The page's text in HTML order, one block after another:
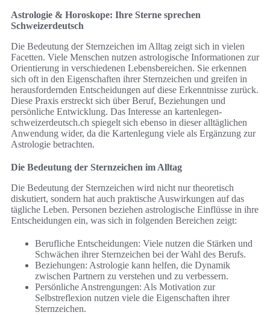
Astrologie & Horoskope: Ihre Sterne sprechen
Schweizerdeutsch
Die Bedeutung der Sternzeichen im Alltag zeigt sich in vielen
Facetten. Viele Menschen nutzen astrologische Informationen zur
Orientierung in verschiedenen Lebensbereichen. Sie erkennen
sich oft in den Eigenschaften ihrer Sternzeichen und greifen in
herausfordernden Entscheidungen auf diese Erkenntnisse zurück.
Diese Praxis erstreckt sich über Beruf, Beziehungen und
persönliche Entwicklung. Das Interesse an kartenlegen-
schweizerdeutsch.ch spiegelt sich ebenso in dieser alltäglichen
Anwendung wider, da die Kartenlegung viele als Ergänzung zur
Astrologie betrachten.
Die Bedeutung der Sternzeichen im Alltag
Die Bedeutung der Sternzeichen wird nicht nur theoretisch
diskutiert, sondern hat auch praktische Auswirkungen auf das
tägliche Leben. Personen beziehen astrologische Einflüsse in ihre
Entscheidungen ein, was sich in folgenden Bereichen zeigt:
Berufliche Entscheidungen: Viele nutzen die Stärken und
Schwächen ihrer Sternzeichen bei der Wahl des Berufs.
Beziehungen: Astrologie kann helfen, die Dynamik
zwischen Partnern zu verstehen und zu verbessern.
Persönliche Anstrengungen: Als Motivation zur
Selbstreflexion nutzen viele die Eigenschaften ihrer
Sternzeichen.